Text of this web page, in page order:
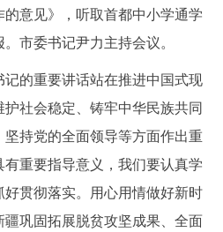
利企服务 投资项目
阳光政务
我要咨询 我要建议
意见》，听取首都中小学通学
市委书记尹力主持会议。
的重要讲话站在推进中国式现
社会稳定、铸牢中华民族共同
持党的全面领导等方面作出重
重要指导意义，我们要认真学
贯彻落实。用心用情做好新时
巩固拓展脱贫攻坚成果、全面